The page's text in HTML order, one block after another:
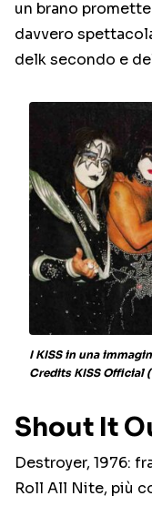
un brano
davvero
delk secondo e
I KISS in una
Credits KISS Official
Shout It
Destroyer, 1976:
Roll All Nite, più